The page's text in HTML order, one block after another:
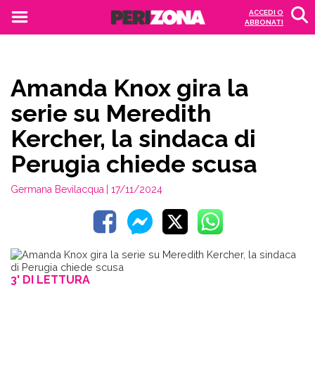
ACCEDI O
ABBONATI
Amanda Knox gira la
serie su Meredith
Kercher, la sindaca di
Perugia chiede scusa
Germana Bevilacqua | 17/11/2024
3' DI LETTURA